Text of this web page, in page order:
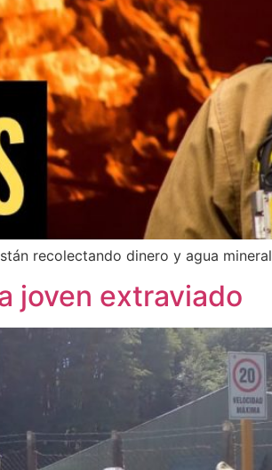
recolectando dinero y agua mineral
joven extraviado